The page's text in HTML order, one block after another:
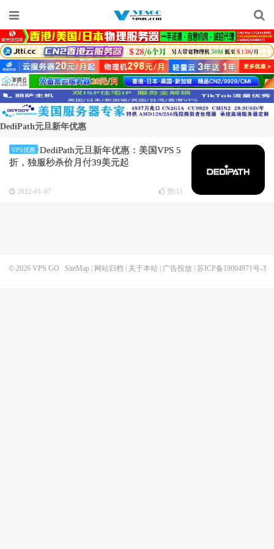
DediPath元旦新年优惠
VPS优惠
DediPath元旦新年优惠：美国VPS 5
折，独服秒杀价月付39美元起
2022-01-07 赞(1 )
© 2026 VPS GO SiteMap| 网站归档 关于本站| 广告投放| 苏ICP备19004971号-3